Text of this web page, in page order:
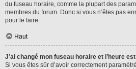
du fuseau horaire, comme la plupart des
membres du forum. Donc si vous n’êtes pas
pour le faire.
Haut
J’ai changé mon fuseau horaire et l’heure
Si vous êtes sûr d’avoir correctement